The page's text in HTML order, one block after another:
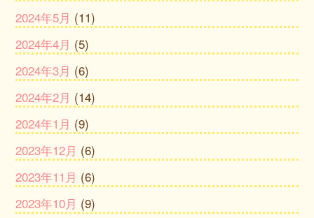
2024年5月 (11)
2024年4月 (5)
2024年3月 (6)
2024年2月 (14)
2024年1月 (9)
2023年12月 (6)
2023年11月 (6)
2023年10月 (9)